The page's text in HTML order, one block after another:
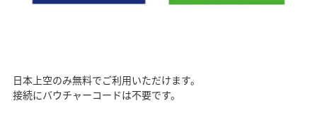
日本上空のみ無料でご利用いただけます。
接続にバウチャーコードは不要です。